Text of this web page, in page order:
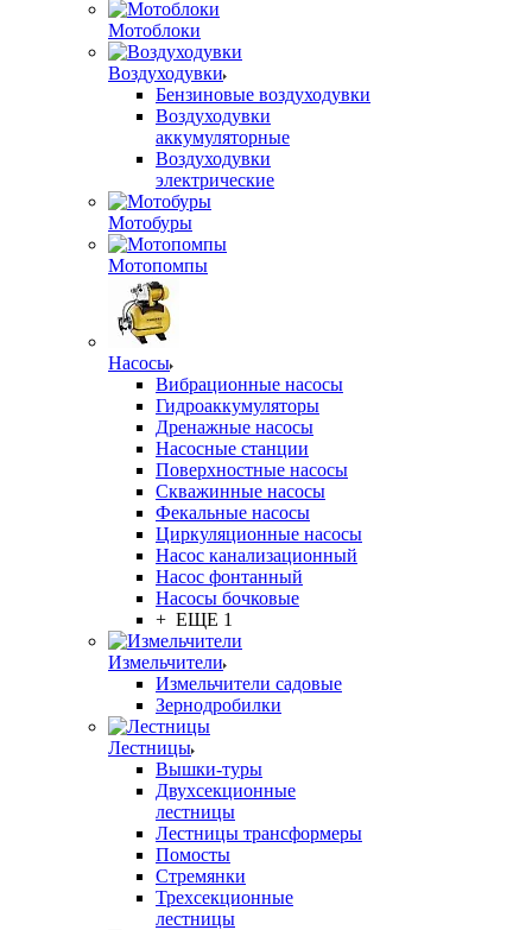
Мотоблоки
Воздуходувки
Бензиновые воздуходувки
Воздуходувки
аккумуляторные
Воздуходувки
электрические
Мотобуры
Мотопомпы
Насосы
Вибрационные насосы
Гидроаккумуляторы
Дренажные насосы
Насосные станции
Поверхностные насосы
Скважинные насосы
Фекальные насосы
Циркуляционные насосы
Насос канализационный
Насос фонтанный
Насосы бочковые
+ ЕЩЕ 1
Измельчители
Измельчители садовые
Зернодробилки
Лестницы
Вышки-туры
Двухсекционные
лестницы
Лестницы трансформеры
Помосты
Стремянки
Трехсекционные
лестницы